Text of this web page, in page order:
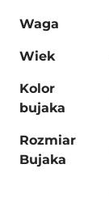
Waga
Wiek
Kolor
bujaka
Rozmiar
Bujaka